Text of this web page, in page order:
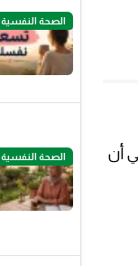
أن
الصحة النفسية
الصحة النفسية